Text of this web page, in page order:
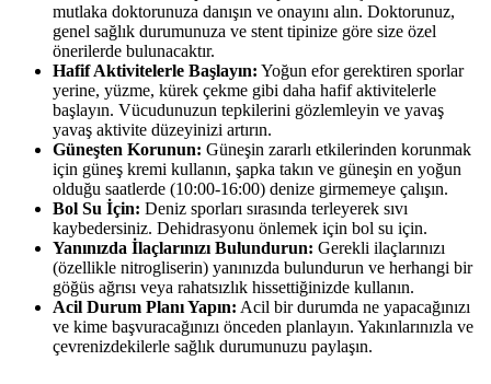
mutlaka doktorunuza danışın ve onayını alın. Doktorunuz,
genel sağlık durumunuza ve stent tipinize göre size özel
önerilerde bulunacaktır.
Hafif Aktivitelerle Başlayın: Yoğun efor gerektiren sporlar
yerine, yüzme, kürek çekme gibi daha hafif aktivitelerle
başlayın. Vücudunuzun tepkilerini gözlemleyin ve yavaş
yavaş aktivite düzeyinizi artırın.
Güneşten Korunun: Güneşin zararlı etkilerinden korunmak
için güneş kremi kullanın, şapka takın ve güneşin en yoğun
olduğu saatlerde (10:00-16:00) denize girmemeye çalışın.
Bol Su İçin: Deniz sporları sırasında terleyerek sıvı
kaybedersiniz. Dehidrasyonu önlemek için bol su için.
Yanınızda İlaçlarınızı Bulundurun: Gerekli ilaçlarınızı
(özellikle nitrogliserin) yanınızda bulundurun ve herhangi bir
göğüs ağrısı veya rahatsızlık hissettiğinizde kullanın.
Acil Durum Planı Yapın: Acil bir durumda ne yapacağınızı
ve kime başvuracağınızı önceden planlayın. Yakınlarınızla ve
çevrenizdekilerle sağlık durumunuzu paylaşın.